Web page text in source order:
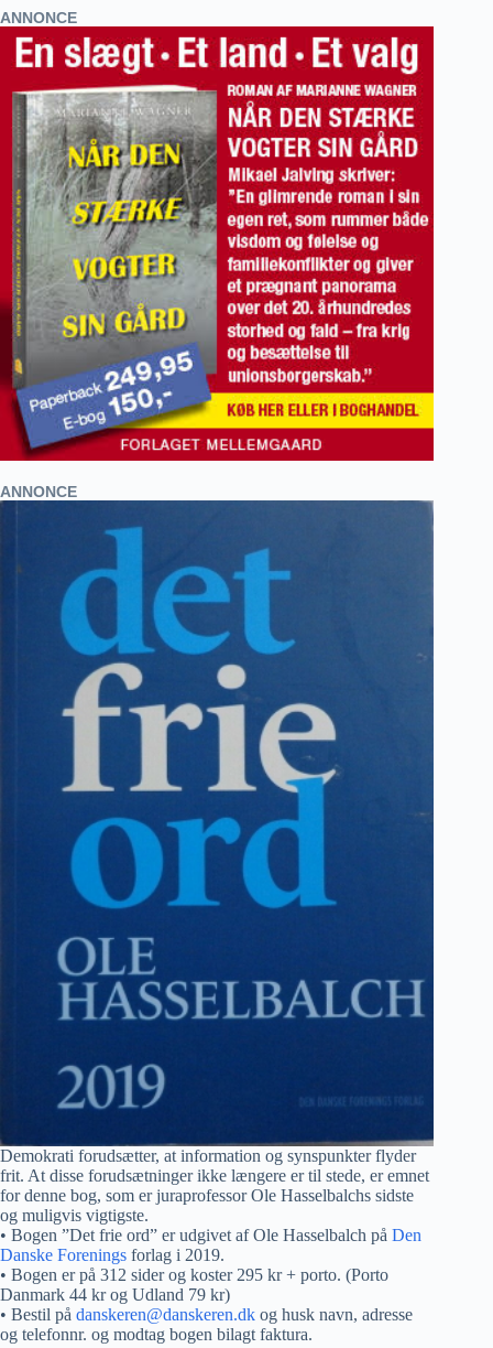
ANNONCE
ANNONCE
Demokrati forudsætter, at information og synspunkter flyder
frit. At disse forudsætninger ikke længere er til stede, er emnet
for denne bog, som er juraprofessor Ole Hasselbalchs sidste
og muligvis vigtigste.
• Bogen ”Det frie ord” er udgivet af Ole Hasselbalch på Den
Danske Forenings forlag i 2019.
• Bogen er på 312 sider og koster 295 kr + porto. (Porto
Danmark 44 kr og Udland 79 kr)
• Bestil på danskeren@danskeren.dk og husk navn, adresse
og telefonnr. og modtag bogen bilagt faktura.